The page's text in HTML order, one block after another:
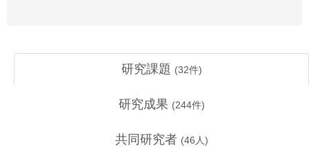
研究課題 (32件)
研究成果 (244件)
共同研究者 (46 人)